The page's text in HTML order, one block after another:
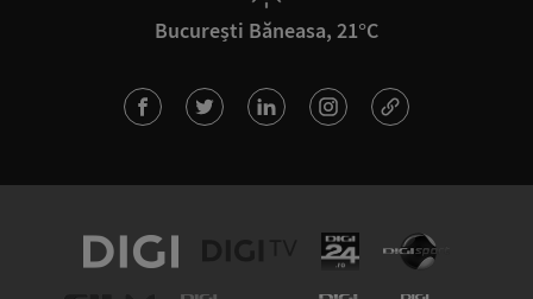
București Băneasa, 21°C